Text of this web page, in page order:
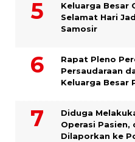
Keluarga Besar
Selamat Hari
Samosir
Rapat Pleno
Persaudaraan
Keluarga Besar
Diduga
Operasi Pasien,
Dilaporkan ke